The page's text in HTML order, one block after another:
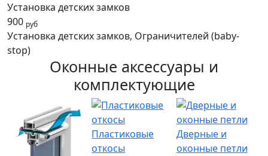
Установка детских замков
900 руб
Установка детских замков, Ограничителей (baby-
stop)
Оконные аксессуары и
комплектующие
Пластиковые
откосы
Дверные и
оконные петли